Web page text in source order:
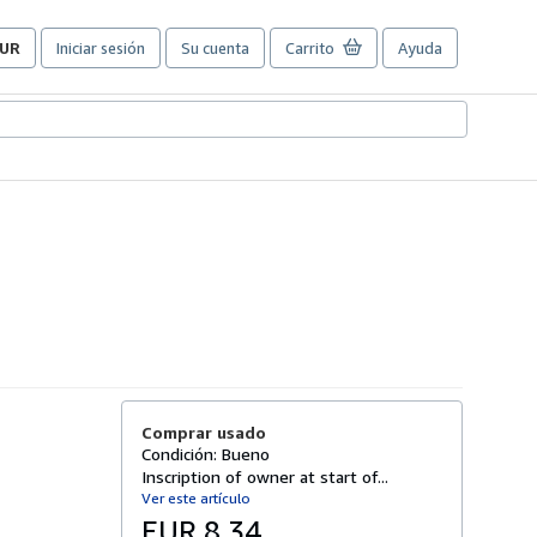
Iniciar sesión Su cuenta Carrito Ayuda
Comprar usado
Condición: Bueno
Inscription of owner at start of...
Ver este artículo